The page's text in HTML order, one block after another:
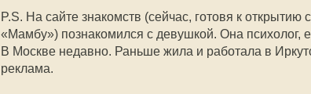
P.S. На сайте знакомств (сейчас, готовя к
«Мамбу») познакомился с девушкой. Она психолог,
В Москве недавно. Раньше жила и работала в
реклама.